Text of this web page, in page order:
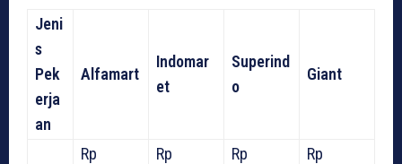
Jeni
s
Pek
erja
an
Alfamart
Indomar
et
Superind
o
Giant
Rp
Rp
Rp
Rp